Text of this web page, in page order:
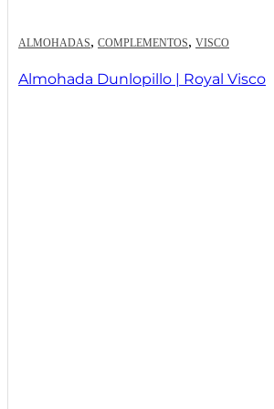
ALMOHADAS, COMPLEMENTOS, VISCO
Almohada Dunlopillo | Royal Visco